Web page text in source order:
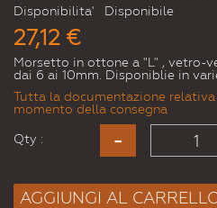
Disponibilita' Disponibile
27,12 €
Morsetto in ottone a "L" , vetro-
dai 6 ai 10mm. Disponiblie in
Tutta la documentazione
momento della consegna
Qty :
AGGIUNGI AL